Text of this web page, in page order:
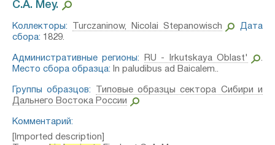
C.A. Mey.⁣
Коллекторы: Turczaninow, Nicolai Stepanowisch
Дата
сбора: 1829.
Административные регионы: RU - Irkutskaya Oblast'
.
Место сбора образца: In paludibus ad Baicalem..
Группы образцов:
Типовые образцы сектора Сибири и
Дальнего Востока России
Комментарий:
[Imported description]